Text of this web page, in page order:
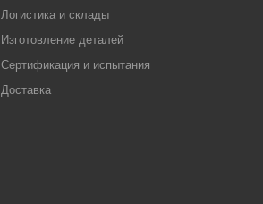
Логистика и склады
Изготовление деталей
Сертификация и испытания
Доставка